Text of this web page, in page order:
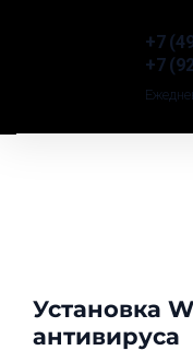
+7
+7
Установка
антивируса